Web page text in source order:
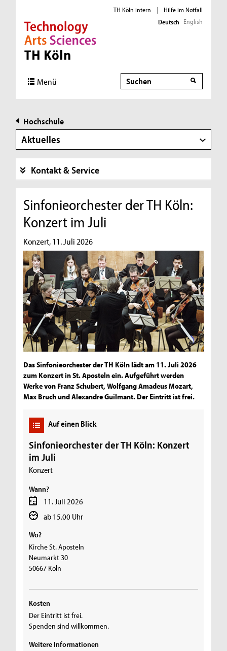
Direkt zur Hauptnavigation
Direkt zur Subnavigation
Direkt zum Inhalt
Direkt zum Fußbereich
TH Köln intern |
Hilfe im Notfall
Deutsch English
Menü Suche
Hochschule
Aktuelles
Kontakt & Service
Sinfonieorchester der TH Köln:
Konzert im Juli
Konzert, 11. Juli 2026
Das Sinfonieorchester der TH Köln lädt am 11. Juli 2026
zum Konzert in St. Aposteln ein. Aufgeführt werden
Werke von Franz Schubert, Wolfgang Amadeus Mozart,
Max Bruch und Alexandre Guilmant. Der Eintritt ist frei.
Auf einen Blick
Sinfonieorchester der TH Köln: Konzert
im Juli
Konzert
Wann?
11. Juli 2026
ab 15.00 Uhr
Wo?
Kirche St. Aposteln
Neumarkt 30
50667 Köln
Kosten
Der Eintritt ist frei.
Spenden sind willkommen.
Weitere Informationen